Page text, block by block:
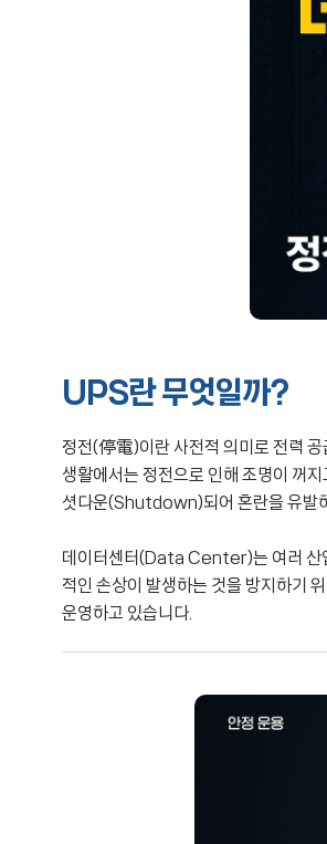
UPS란 무엇일까?
정전(停電)이란 사전적 의미로 전력
생활에서는 정전으로 인해 조명이 꺼
셧다운(Shutdown)되어 혼란을 유발
데이터센터(Data Center)는 여러 산
적인 손상이 발생하는 것을 방지하기
운영하고 있습니다.